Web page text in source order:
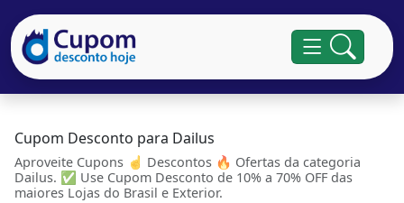
Cupom Desconto para Dailus
Aproveite Cupons ☝ Descontos 🔥 Ofertas da categoria
Dailus. ✅ Use Cupom Desconto de 10% a 70% OFF das
maiores Lojas do Brasil e Exterior.